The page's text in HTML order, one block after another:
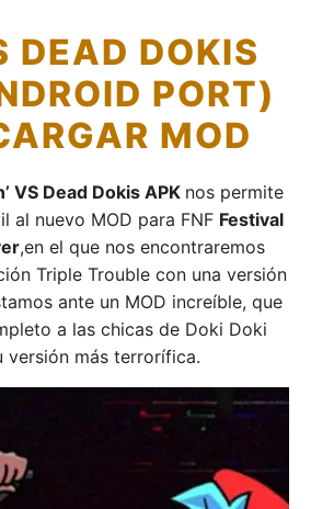
DEAD DOKIS
PORT)
MOD
VS Dead Dokis APK nos permite
al nuevo MOD para FNF Festival
,en el que nos encontraremos
Triple Trouble con una versión
ante un MOD increíble, que
a las chicas de Doki Doki
versión más terrorífica.